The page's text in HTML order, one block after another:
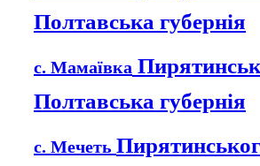
Полтавська губернія
с. Мамаївка
Полтавська губернія
с. Мечеть